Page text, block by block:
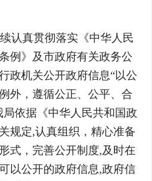
认真贯彻落实《中华人民
例》及市政府有关政务公
政机关公开政府信息“以公
外，遵循公正、公平、合
依据《中华人民共和国政
规定,认真组织，精心准备
式，完善公开制度,及时在
以公开的政府信息,政府信